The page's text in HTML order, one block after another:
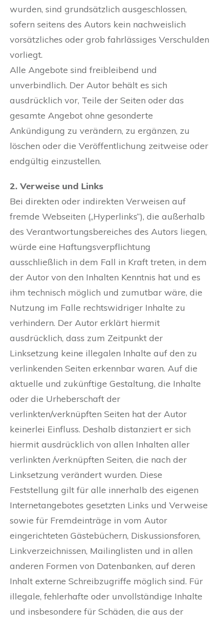
wurden, sind grundsätzlich ausgeschlossen,
sofern seitens des Autors kein nachweislich
vorsätzliches oder grob fahrlässiges Verschulden
vorliegt.
Alle Angebote sind freibleibend und
unverbindlich. Der Autor behält es sich
ausdrücklich vor, Teile der Seiten oder das
gesamte Angebot ohne gesonderte
Ankündigung zu verändern, zu ergänzen, zu
löschen oder die Veröffentlichung zeitweise oder
endgültig einzustellen.
2. Verweise und Links
Bei direkten oder indirekten Verweisen auf
fremde Webseiten („Hyperlinks“), die außerhalb
des Verantwortungsbereiches des Autors liegen,
würde eine Haftungsverpflichtung
ausschließlich in dem Fall in Kraft treten, in dem
der Autor von den Inhalten Kenntnis hat und es
ihm technisch möglich und zumutbar wäre, die
Nutzung im Falle rechtswidriger Inhalte zu
verhindern. Der Autor erklärt hiermit
ausdrücklich, dass zum Zeitpunkt der
Linksetzung keine illegalen Inhalte auf den zu
verlinkenden Seiten erkennbar waren. Auf die
aktuelle und zukünftige Gestaltung, die Inhalte
oder die Urheberschaft der
verlinkten/verknüpften Seiten hat der Autor
keinerlei Einfluss. Deshalb distanziert er sich
hiermit ausdrücklich von allen Inhalten aller
verlinkten /verknüpften Seiten, die nach der
Linksetzung verändert wurden. Diese
Feststellung gilt für alle innerhalb des eigenen
Internetangebotes gesetzten Links und Verweise
sowie für Fremdeinträge in vom Autor
eingerichteten Gästebüchern, Diskussionsforen,
Linkverzeichnissen, Mailinglisten und in allen
anderen Formen von Datenbanken, auf deren
Inhalt externe Schreibzugriffe möglich sind. Für
illegale, fehlerhafte oder unvollständige Inhalte
und insbesondere für Schäden, die aus der